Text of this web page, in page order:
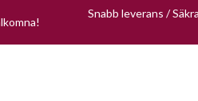
Snabb leverans /